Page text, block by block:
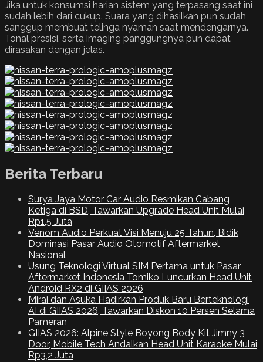
Jika untuk konsumsi harian sistem yang terpasang saat ini
sudah lebih dari cukup. Suara yang dihasilkan pun sudah
sanggup membuat telinga nyaman saat mendengarnya.
Tonal presisi, serta imaging panggungnya pun dapat
dirasakan dengan jelas.
Berita Terbaru
Surya Jaya Motor Car Audio Resmikan Cabang
Ketiga di BSD, Tawarkan Upgrade Head Unit Mulai
Rp1,5 Juta
Venom Audio Perkuat Visi Menuju 25 Tahun, Bidik
Dominasi Pasar Audio Otomotif Aftermarket
Nasional
Usung Teknologi Virtual SIM Pertama untuk Pasar
Aftermarket Indonesia Tomiko Luncurkan Head Unit
Android RX2 di GIIAS 2026
Mirai dan Asuka Hadirkan Produk Baru Berteknologi
AI di GIIAS 2026, Tawarkan Diskon 10 Persen Selama
Pameran
GIIAS 2026: Alpine Style Boyong Body Kit Jimny 3
Door, Mobile Tech Andalkan Head Unit Karaoke Mulai
Rp3,2 Juta